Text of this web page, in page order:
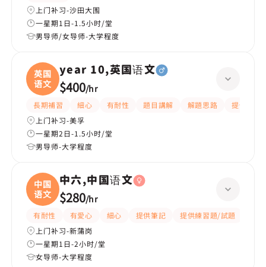
上门补习-沙田大围
一星期1日-1.5小时/堂
男导师/女导师-大学程度
英国
语文
year 10,英国语文
$400/hr
長期補習 細心 有耐性 題目講解 解題思路
提供練習
上门补习-美孚
一星期2日-1.5小时/堂
男导师-大学程度
中国
语文
中六,中国语文
$280/hr
有耐性 有愛心 細心 提供筆記 提供練習題/試題
上门补习-新蒲岗
一星期1日-2小时/堂
女导师-大学程度